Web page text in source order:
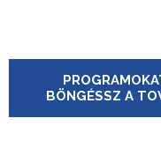
BÖNGÉSSZ A